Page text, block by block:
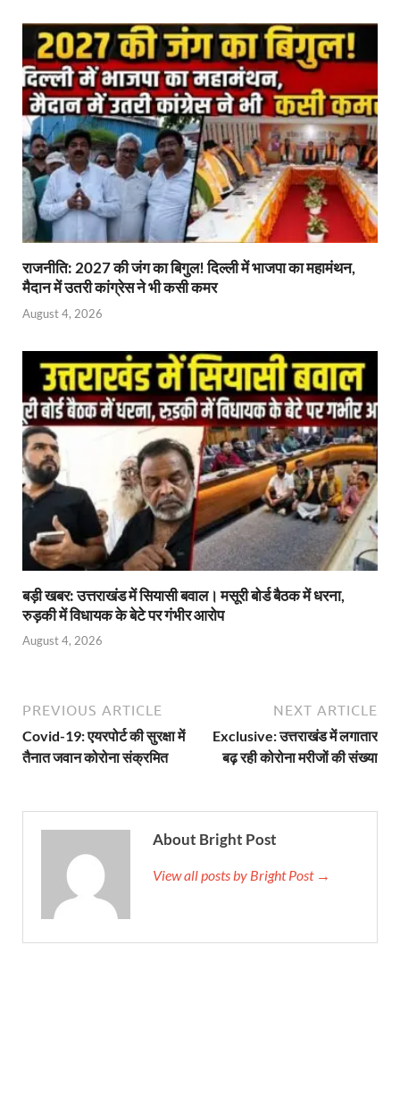
राजनीति: 2027 की जंग का बिगुल! दिल्ली में भाजपा का महामंथन,
मैदान में उतरी कांग्रेस ने भी कसी कमर
August 4, 2026
बड़ी खबर: उत्तराखंड में सियासी बवाल। मसूरी बोर्ड बैठक में धरना,
रुड़की में विधायक के बेटे पर गंभीर आरोप
August 4, 2026
PREVIOUS ARTICLE
Covid-19: एयरपोर्ट की सुरक्षा में
तैनात जवान कोरोना संक्रमित
NEXT ARTICLE
Exclusive: उत्तराखंड में लगातार
बढ़ रही कोरोना मरीजों की संख्या
About Bright Post
View all posts by Bright Post →